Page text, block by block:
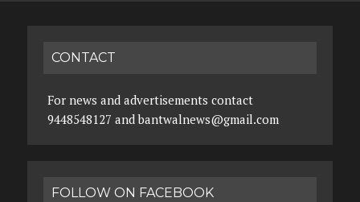
CONTACT
For news and advertisements contact
9448548127 and bantwalnews@gmail.com
FOLLOW ON FACEBOOK